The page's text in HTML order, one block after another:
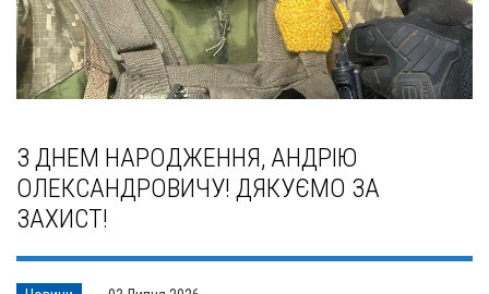
З ДНЕМ НАРОДЖЕННЯ, АНДРІЮ
ОЛЕКСАНДРОВИЧУ! ДЯКУЄМО ЗА
ЗАХИСТ!